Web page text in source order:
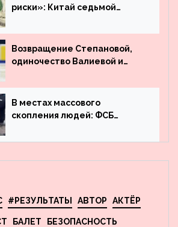
риски»: Китай седьмой
деньги из американского
госдолга
Возвращение Степановой,
одиночество Валиевой и
что обсуждают в мире
фигурного катания
В местах массового
скопления людей: ФСБ
террористов, планировавших
#РЕЗУЛЬТАТЫ АВТОР АКТЁР
БАЛЕТ БЕЗОПАСНОСТЬ